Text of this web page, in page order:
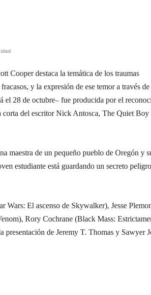
Cooper destaca la temática de los traumas
y la expresión de ese temor a través
el 28 de octubre– fue producida por el
del escritor Nick Antosca, The Quiet Boy
maestra de un pequeño pueblo de Oregón y
estudiante está guardando un secreto
Wars: El ascenso de Skywalker), Jesse
Rory Cochrane (Black Mass:
de Jeremy T. Thomas y Sawyer